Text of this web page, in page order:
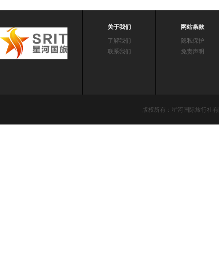
关于我们
了解我们
联系我们
网站条款
隐私保护
免责声明
版权所有：星河国际旅行社